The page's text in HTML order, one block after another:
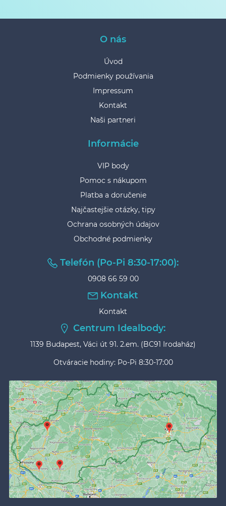
O nás
Úvod
Podmienky používania
Impressum
Kontakt
Naši partneri
Informácie
VIP body
Pomoc s nákupom
Platba a doručenie
Najčastejšie otázky, tipy
Ochrana osobných údajov
Obchodné podmienky
Telefón (Po-Pi 8:30-17:00):
0908 66 59 00
Kontakt
Kontakt
Centrum Idealbody:
1139 Budapest, Váci út 91. 2.em. (BC91 Irodaház)
Otváracie hodiny: Po-Pi 8:30-17:00